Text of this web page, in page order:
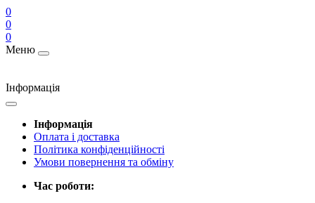
0
0
0
Меню
Інформація
Інформація
Оплата і доставка
Політика конфіденційності
Умови повернення та обміну
Час роботи: